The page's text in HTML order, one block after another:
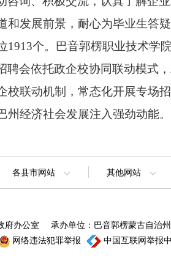
和发展前景， 耐心为毕业生答疑
1913个。 巴音郭楞职业技术学
聘会依托政企校协同联动模式，
校联动机制， 常态化开展专场招
州经济社会发展注入强劲动能。
各县市网站 其他网站
府办公室
承办单位：巴音郭楞蒙古自治
网络违法犯罪举报 中国互联网举报